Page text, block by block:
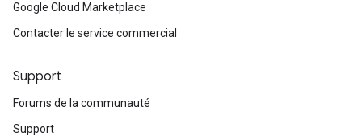
Google Cloud Marketplace
Contacter le service commercial
Support
Forums de la communauté
Support